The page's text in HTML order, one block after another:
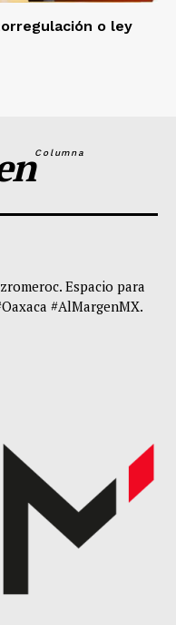
o ley
Columna
Espacio para
#AlMargenMX.